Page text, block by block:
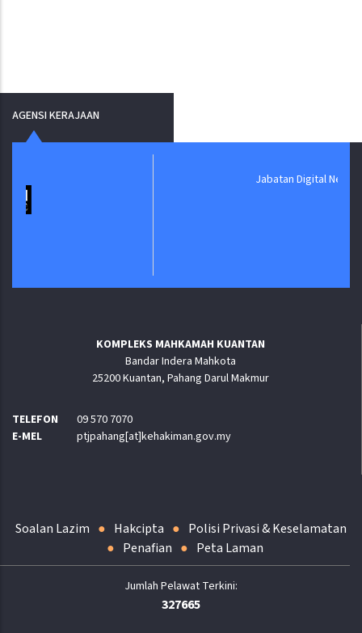
AGENSI KERAJAAN
Jabatan Digital Negara
KOMPLEKS MAHKAMAH KUANTAN
Bandar Indera Mahkota
25200 Kuantan, Pahang Darul Makmur
TELEFON
09 570 7070
E-MEL
ptjpahang[at]kehakiman.gov.my
Soalan Lazim Hakcipta
Polisi Privasi & Keselamatan
Penafian
Peta Laman
327665